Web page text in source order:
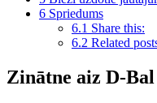
6 Spriedums
6.1 Share this:
6.2 Related
Zinātne aiz D-